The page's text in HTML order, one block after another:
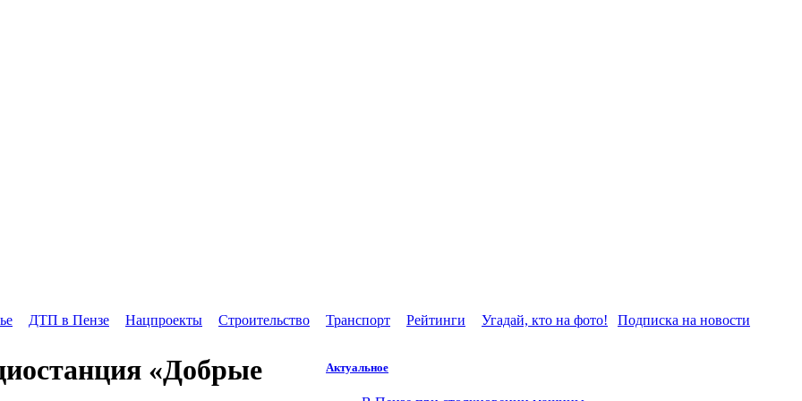
ДТП в Пензе Нацпроекты Строительство Транспорт Рейтинги Угадай, кто на фото! Подписка на новости
«Добрые Актуальное